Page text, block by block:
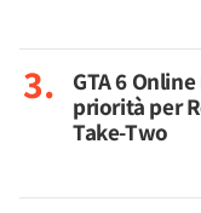
GTA 6
priorità per
Take-Two